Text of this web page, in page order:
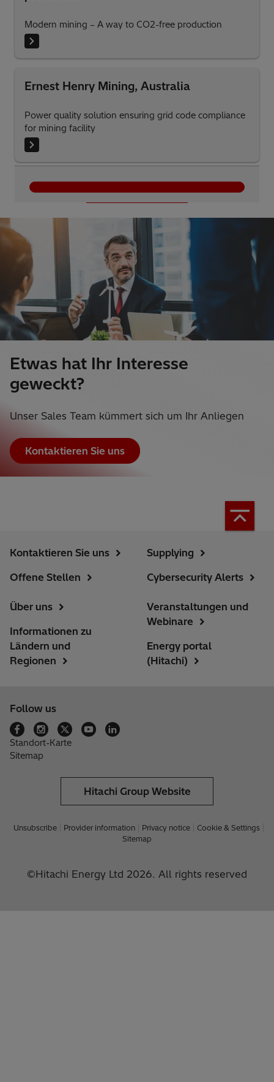
Modern mining – A way to CO2-free production
Ernest Henry Mining, Australia
Power quality solution ensuring grid code compliance
for mining facility
Etwas hat Ihr Interesse
geweckt?
Unser Sales Team kümmert sich um Ihr Anliegen
Kontaktieren Sie uns
Kontaktieren Sie uns
Offene Stellen
Supplying
Cybersecurity Alerts
Über uns
Informationen zu
Ländern und
Regionen
Veranstaltungen und
Webinare
Energy portal
(Hitachi)
Follow us
Standort-Karte
Sitemap
Hitachi Group Website
Unsubscribe Provider information Privacy notice
Cookie & Settings
Sitemap
©Hitachi Energy Ltd 2026. All rights reserved